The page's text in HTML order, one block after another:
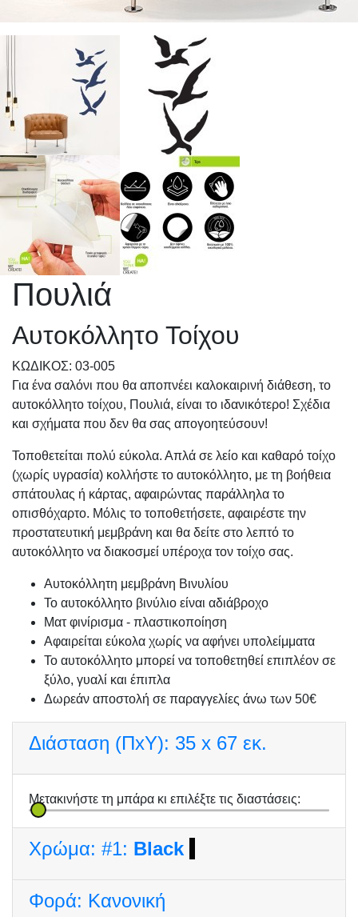
Πουλιά
Αυτοκόλλητο Τοίχου
KΩΔΙΚΟΣ: 03-005
Για ένα σαλόνι που θα αποπνέει καλοκαιρινή διάθεση, το
αυτοκόλλητο τοίχου, Πουλιά, είναι το ιδανικότερο! Σχέδια
και σχήματα που δεν θα σας απογοητεύσουν!
Τοποθετείται πολύ εύκολα. Απλά σε λείο και καθαρό τοίχο
(χωρίς υγρασία) κολλήστε το αυτοκόλλητο, με τη βοήθεια
σπάτουλας ή κάρτας, αφαιρώντας παράλληλα το
οπισθόχαρτο. Μόλις το τοποθετήσετε, αφαιρέστε την
προστατευτική μεμβράνη και θα δείτε στο λεπτό το
αυτοκόλλητο να διακοσμεί υπέροχα τον τοίχο σας.
Αυτοκόλλητη μεμβράνη Βινυλίου
Το αυτοκόλλητο βινύλιο είναι αδιάβροχο
Ματ φινίρισμα - πλαστικοποίηση
Αφαιρείται εύκολα χωρίς να αφήνει υπολείμματα
Το αυτοκόλλητο μπορεί να τοποθετηθεί επιπλέον σε
ξύλο, γυαλί και έπιπλα
Δωρεάν αποστολή σε παραγγελίες άνω των 50€
Διάσταση (ΠxΥ): 35 x 67 εκ.
Μετακινήστε τη μπάρα κι επιλέξτε τις διαστάσεις:
Χρώμα: #1: Black
Φορά: Κανονική